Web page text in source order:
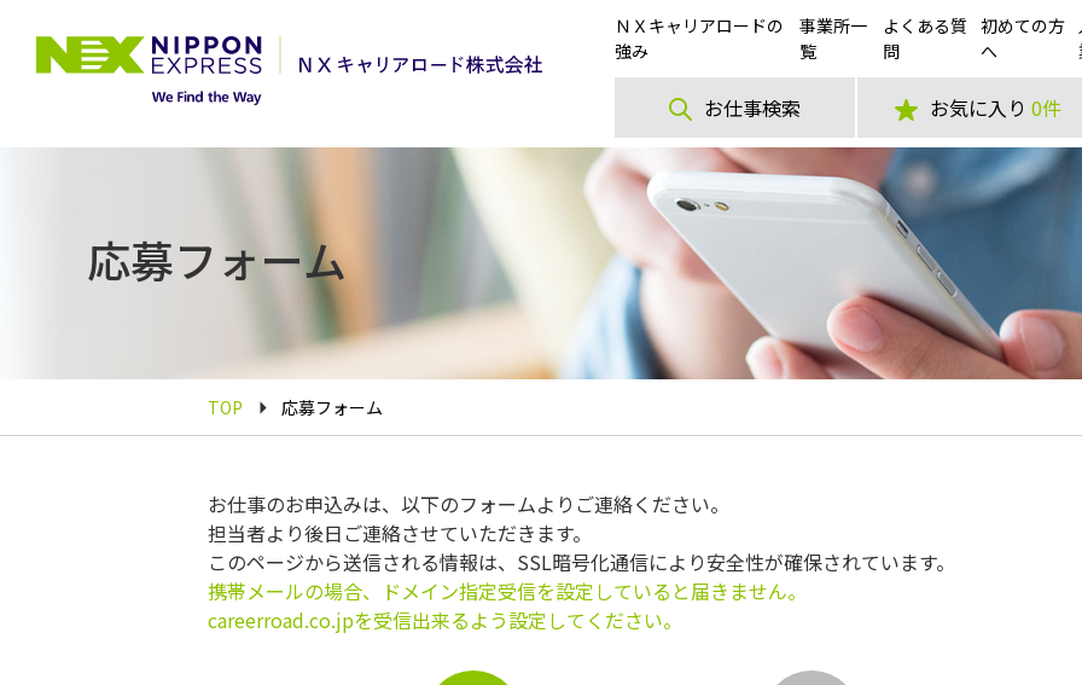
ＮＸキャリアロードの
強み
事業所一
覧
よくある質
問
初めての方
へ
お仕事検索 お気に入り 0件
応募フォーム
TOP 応募フォーム
お仕事のお申込みは、以下のフォームよりご連絡ください。
担当者より後日ご連絡させていただきます。
このページから送信される情報は、SSL暗号化通信により安全性が確保されています。
携帯メールの場合、ドメイン指定受信を設定していると届きません。
careerroad.co.jpを受信出来るよう設定してください。